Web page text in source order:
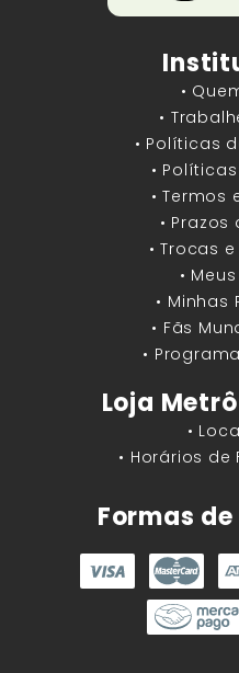
•
•
• Políticas
•
• Termos
•
• Trocas
•
• Minhas
• Fãs
•
Loja
•
• Horários
Formas